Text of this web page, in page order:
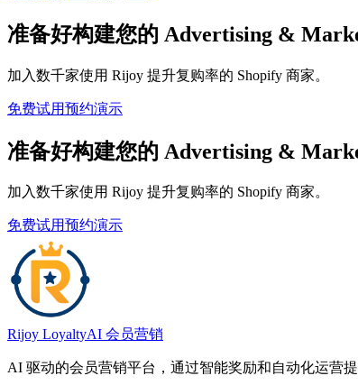
准备好构建您的 Advertising &
加入数千家使用 Rijoy 提升复购率的 Shopify 商家。
免费试用预约演示
准备好构建您的 Advertising &
加入数千家使用 Rijoy 提升复购率的 Shopify 商家。
免费试用预约演示
Rijoy LoyaltyAI 会员营销
AI 驱动的会员营销平台，通过智能奖励和自动化运营